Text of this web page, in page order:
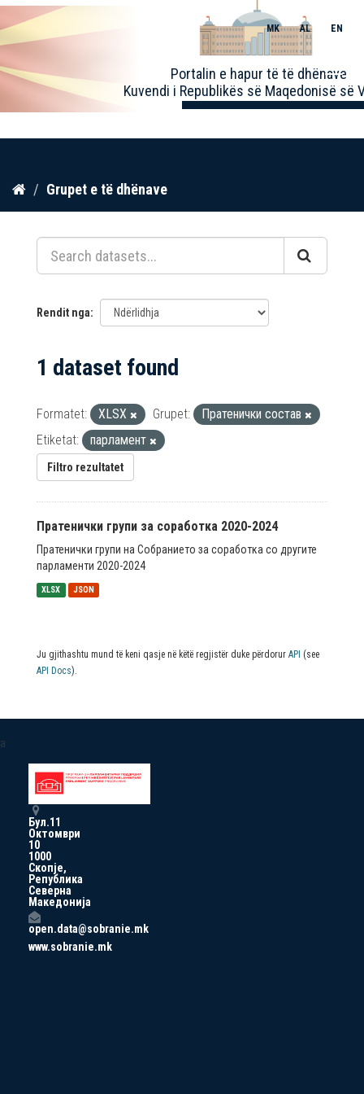
Kalo
përmbajtja
Portalin e hapur të të dhënave
Kuvendi i Republikës së Maqedonisë së
MK AL EN
Toggle
Grupet e të dhënave
Rendit nga
1 dataset found
Formatet: XLSX Grupet:
Пратенички состав
Etiketat:
парламент
Filtro rezultatet
Пратенички групи за соработка 2020-2024
Пратенички групи на Собранието за соработка со другите
парламенти 2020-2024
XLSX JSON
Ju gjithashtu mund të keni qasje në këtë regjistër duke përdorur API (see
API Docs).
a
Бул.11
Октомври
10
1000
Скопје,
Република
Северна
Македонија
open.data@sobranie.mk
www.sobranie.mk